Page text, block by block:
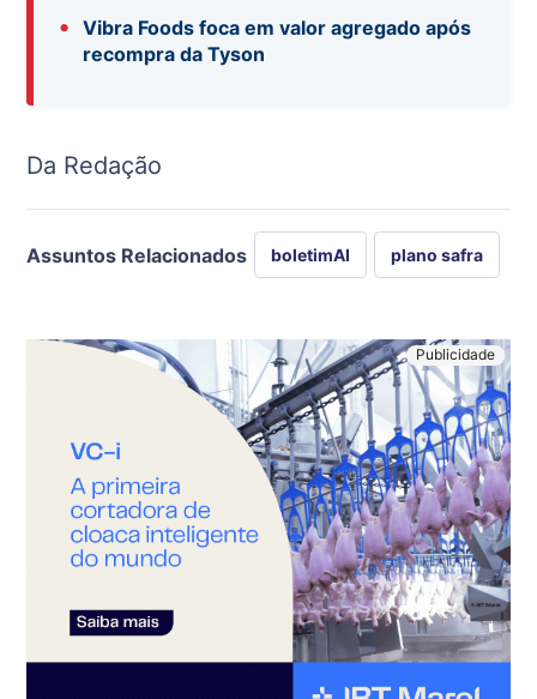
•
Vibra Foods foca em valor agregado após
recompra da Tyson
Da Redação
Assuntos Relacionados boletimAI plano safra